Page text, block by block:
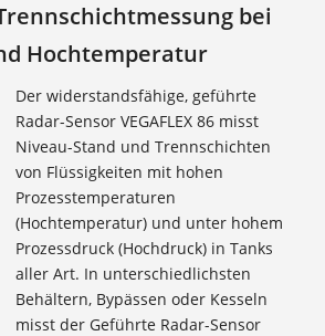
bei
Hochtemperatur
Der widerstandsfähige, geführte
Radar-Sensor VEGAFLEX 86 misst
Niveau-Stand und Trennschichten
von Flüssigkeiten mit hohen
Prozesstemperaturen
(Hochtemperatur) und unter hohem
Prozessdruck (Hochdruck) in Tanks
aller Art. In unterschiedlichsten
Behältern, Bypässen oder Kesseln
misst der Geführte Radar-Sensor